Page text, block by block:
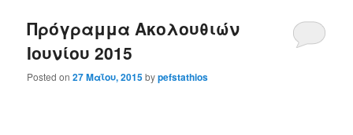
Πρόγραμμα Ακολουθιών
Ιουνίου 2015
Posted on27 Μαΐου, 2015bypefstathios